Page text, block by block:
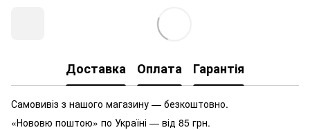
Доставка Оплата Гарантія
Самовивіз з нашого магазину — безкоштовно.
«Нововю поштою» по Україні — від 85 грн.